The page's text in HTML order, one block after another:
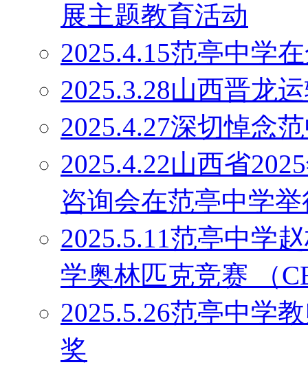
展主题教育活动
2025.4.15范亭中学
2025.3.28山西晋龙
2025.4.27深切悼念
2025.4.22山西省
咨询会在范亭中学举
2025.5.11范亭中学
学奥林匹克竞赛 （
2025.5.26范亭中学
奖